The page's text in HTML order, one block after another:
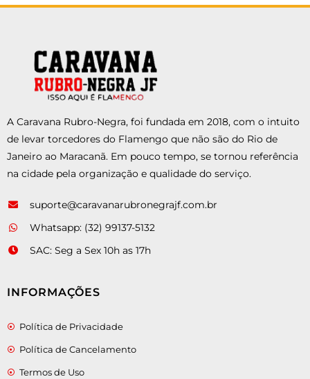
A Caravana Rubro-Negra, foi fundada em 2018, com o intuito
de levar torcedores do Flamengo que não são do Rio de
Janeiro ao Maracanã. Em pouco tempo, se tornou referência
na cidade pela organização e qualidade do serviço.
suporte@caravanarubronegrajf.com.br
Whatsapp: (32) 99137-5132
SAC: Seg a Sex 10h as 17h
INFORMAÇÕES
Política de Privacidade
Política de Cancelamento
Termos de Uso